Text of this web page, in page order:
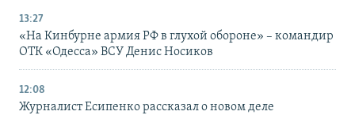
13:27
«На Кинбурне армия РФ в глухой обороне» – командир
ОТК «Одесса» ВСУ Денис Носиков
12:08
Журналист Есипенко рассказал о новом деле